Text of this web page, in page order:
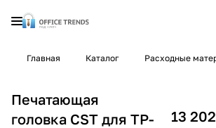
Главная Каталог Расходные
Печатающая
головка CST для TP-
13